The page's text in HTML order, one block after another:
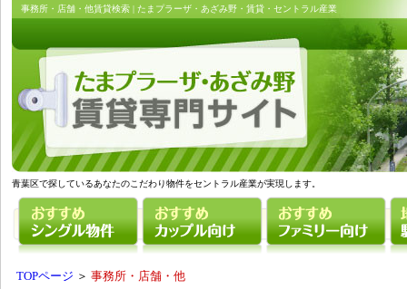
事務所・店舗・他賃貸検索 | たまプラーザ・あざみ野・賃貸・セントラル産業
青葉区で探しているあなたのこだわり物件をセントラル産業が実現します。
TOPページ ＞ 事務所・店舗・他